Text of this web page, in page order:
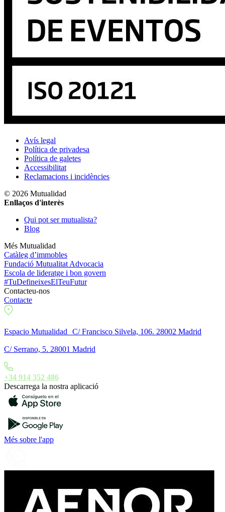
Avís legal
Política de privadesa
Política de galetes
Accessibilitat
Reclamacions i incidències
© 2026 Mutualidad
Enllaços d'interès
Qui pot ser mutualista?
Blog
Més Mutualidad
Catàleg d’immobles
Fundació Mutualitat Advocacia
Escola de lideratge i bon govern
#TuDefineixesElTeuFutur
Contacteu-nos
Contacte
Espacio Mutualidad C/ Francisco Silvela, 106. 28002 Madrid
C/ Serrano, 5. 28001 Madrid
+34 914 352 486
Descarrega la nostra aplicació
Més sobre l'app